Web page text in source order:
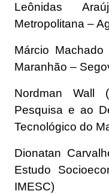
Leônidas
Metropolitana –
Márcio
Maranhão –
Nordman Wall
Pesquisa e ao
Tecnológico do
Dionatan
Estudo
IMESC)